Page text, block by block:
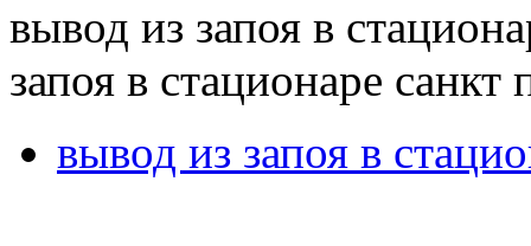
вывод из запоя в
запоя в стационаре санкт
вывод из запоя в